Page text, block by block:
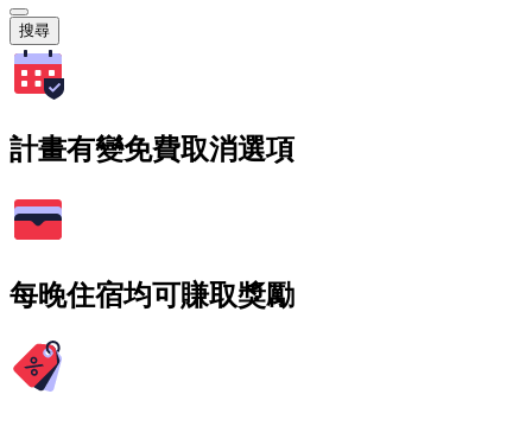
搜尋
計畫有變免費取消選項
每晚住宿均可賺取獎勵